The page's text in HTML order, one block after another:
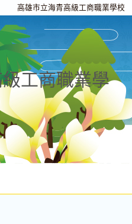
高雄市立海青高級工商職業學校
工商職業學